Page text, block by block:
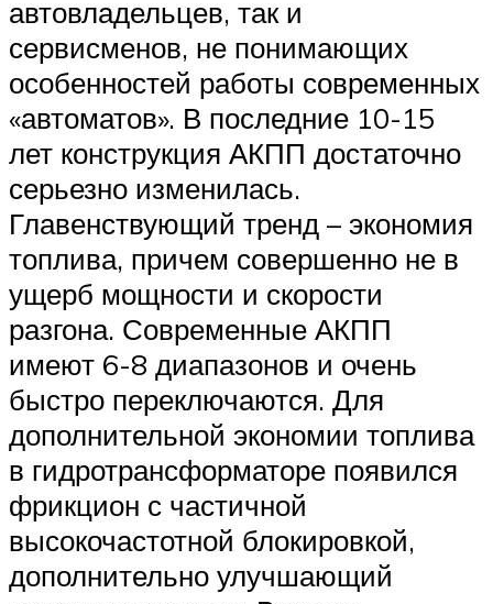
автовладельцев, так и
сервисменов, не понимающих
особенностей работы современных
«автоматов». В последние 10-15
лет конструкция АКПП достаточно
серьезно изменилась.
Главенствующий тренд – экономия
топлива, причем совершенно не в
ущерб мощности и скорости
разгона. Современные АКПП
имеют 6-8 диапазонов и очень
быстро переключаются. Для
дополнительной экономии топлива
в гидротрансформаторе появился
фрикцион с частичной
высокочастотной блокировкой,
дополнительно улучшающий